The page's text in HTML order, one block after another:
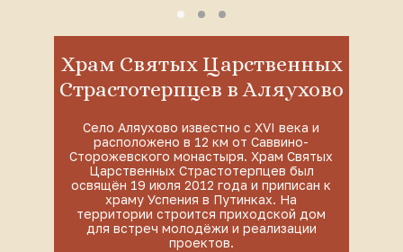
Храм Святых Царственных
Страстотерпцев в Аляухово
Село Аляухово известно с XVI века и
расположено в 12 км от Саввино-
Сторожевского монастыря. Храм Святых
Царственных Страстотерпцев был
освящён 19 июля 2012 года и приписан к
храму Успения в Путинках. На
территории строится приходской дом
для встреч молодёжи и реализации
проектов.